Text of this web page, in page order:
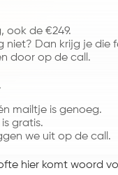
ook de €249.
niet? Dan krijg je die
door op de call.
mailtje is genoeg.
gratis.
we uit op de call.
hier komt woord